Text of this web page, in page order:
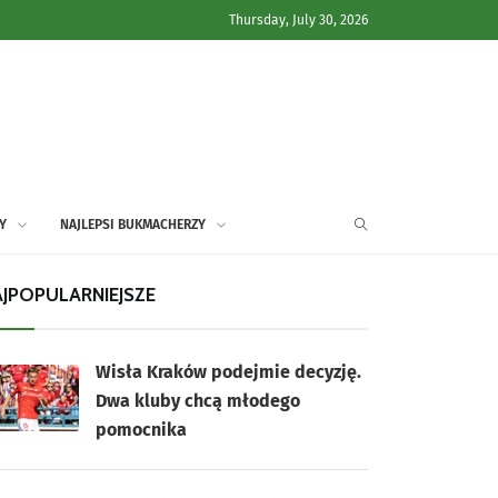
Thursday, July 30, 2026
NAJLEPSI BUKMACHERZY
Wisła Kraków podejmie decyzję.
Dwa kluby chcą młodego
pomocnika